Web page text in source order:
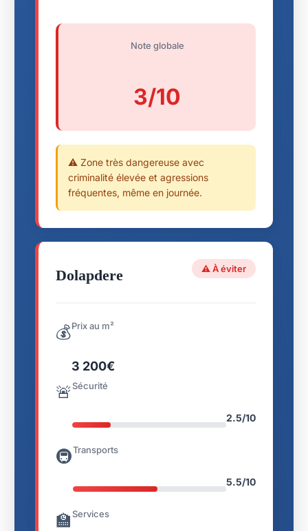
Note globale
3/10
⚠️ Zone très dangereuse avec
criminalité élevée et agressions
fréquentes, même en journée.
Dolapdere ⚠️ À éviter
💰Prix au m²
3 200€
🚨Sécurité
2.5/10
🚇Transports
5.5/10
🏫Services